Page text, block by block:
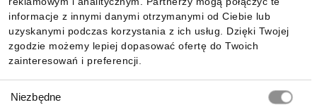
informacje z innymi danymi otrzymanymi od Ciebie lub
uzyskanymi podczas korzystania z ich usług. Dzięki Twojej
zgodzie możemy lepiej dopasować ofertę do Twoich
zainteresowań i preferencji.
zgody
Niezbędne
Pobierz naszą aplikację mobilną: